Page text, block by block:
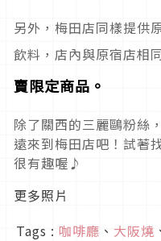
另外，梅田店同樣提供
飲料，店內與原宿店相
賣限定商品。
除了關西的三麗鷗粉絲
遠來到梅田店吧！試著
很有趣喔♪
更多照片
Tags : 咖啡廳 、 大阪燒